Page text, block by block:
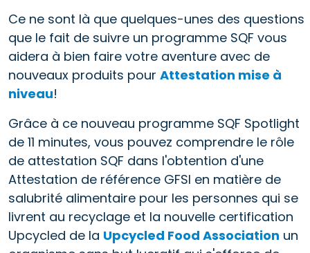
Ce ne sont là que quelques-unes des questions
que le fait de suivre un programme SQF vous
aidera à bien faire votre aventure avec de
nouveaux produits pour Attestation mise à
niveau!
Grâce à ce nouveau programme SQF Spotlight
de 11 minutes, vous pouvez comprendre le rôle
de attestation SQF dans l'obtention d'une
Attestation de référence GFSI en matière de
salubrité alimentaire pour les personnes qui se
livrent au recyclage et la nouvelle certification
Upcycled de la Upcycled Food Association un